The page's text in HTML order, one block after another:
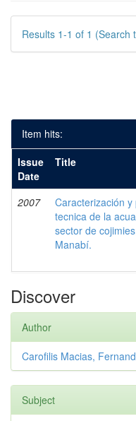
Results 1-1 of 1 (Search
Item hits:
Issue
Date
Title
2007
Caracterización
tecnica de la
sector de
Manabí.
Discover
Author
Carofilis Macias,
Subject